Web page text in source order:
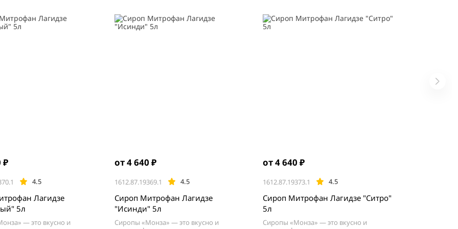
₽
4.5
Лагидзе
5л
— это вкусно и
от 4 640 ₽
1612.87.19369.1 4.5
Сироп Митрофан Лагидзе
"Исинди" 5л
Сиропы «Монза» — это вкусно и
от 4 640 ₽
1612.87.19373.1 4.5
Сироп Митрофан Лагидзе "Ситро"
5л
Сиропы «Монза» — это вкусно и